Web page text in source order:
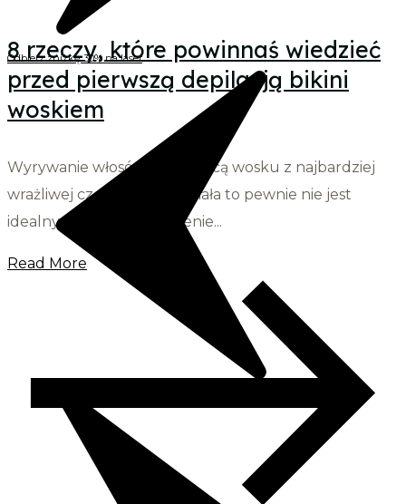
Odbierz zniżkę 30% na laser
8 rzeczy, które powinnaś wiedzieć
przed pierwszą depilacją bikini
woskiem
Wyrywanie włosów za pomocą wosku z najbardziej
wrażliwej części Twojego ciała to pewnie nie jest
idealny sposób na spędzenie...
Read More